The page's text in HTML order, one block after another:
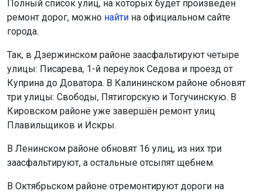
Полный список улиц, на которых будет произведён
ремонт дорог, можно найти на официальном сайте
города.
Так, в Дзержинском районе заасфальтируют четыре
улицы: Писарева, 1-й переулок Седова и проезд от
Куприна до Доватора. В Калининском районе обновят
три улицы: Свободы, Пятигорскую и Тогучинскую. В
Кировском районе уже завершён ремонт улиц
Плавильщиков и Искры.
В Ленинском районе обновят 16 улиц, из них три
заасфальтируют, а остальные отсыпят щебнем.
В Октябрьском районе отремонтируют дороги на